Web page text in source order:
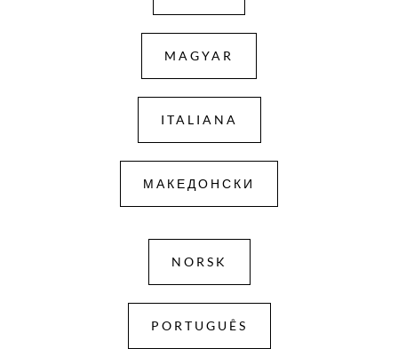
MAGYAR
ITALIANA
МАКЕДОНСКИ
NORSK
PORTUGUÊS